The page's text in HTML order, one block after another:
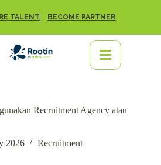
TALENT BECOME PARTNER
Recruitment Agency atau
2026 Recruitment